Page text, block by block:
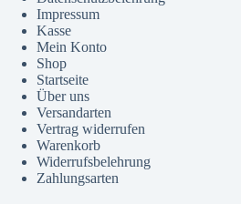
Impressum
Kasse
Mein Konto
Shop
Startseite
Über uns
Versandarten
Vertrag widerrufen
Warenkorb
Widerrufsbelehrung
Zahlungsarten